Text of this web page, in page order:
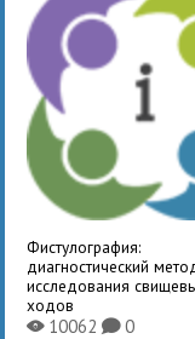
Фистулография:
диагностический
исследования
ходов
X10062K0